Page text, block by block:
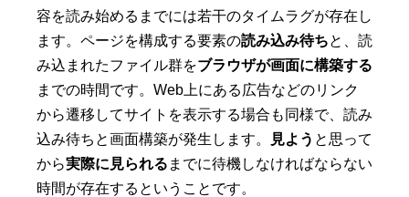
容を読み始めるまでには若干のタイムラグが存在し
ます。ページを構成する要素の読み込み待ちと、読
み込まれたファイル群をブラウザが画面に構築する
までの時間です。Web上にある広告などのリンク
から遷移してサイトを表示する場合も同様で、読み
込み待ちと画面構築が発生します。
見よう と思って
から実際に見られる までに待機しなければならない
時間が存在するということです。